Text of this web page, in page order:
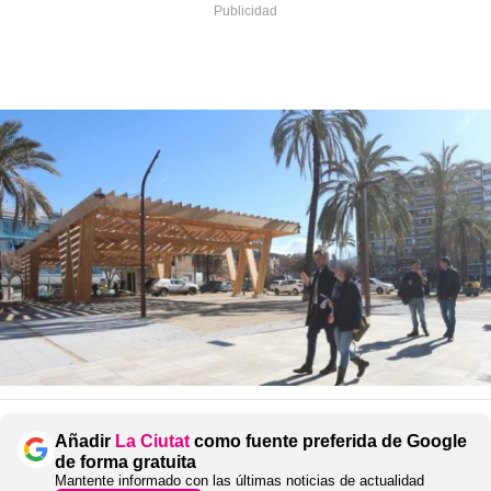
Añadir La Ciutat como fuente preferida de Google
de forma gratuita
Mantente informado con las últimas noticias de actualidad